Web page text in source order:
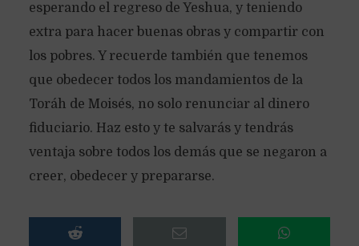
esperando el regreso de Yeshua, y teniendo
extra para hacer buenas obras y compartir con
los pobres. Y recuerde también que tenemos
que obedecer todos los mandamientos de la
Toráh de Moisés, no solo renunciar al dinero
fiduciario. Haz esto y te salvarás y tendrás
ventaja sobre todos los demás que se negaron a
creer, obedecer y prepararse.